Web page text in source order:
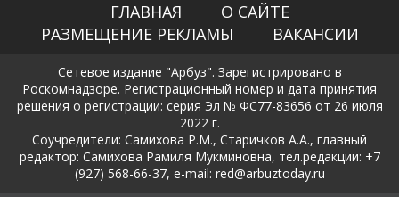
ГЛАВНАЯ
О САЙТЕ
РАЗМЕЩЕНИЕ РЕКЛАМЫ
ВАКАНСИИ
Сетевое издание "Арбуз". Зарегистрировано в
Роскомнадзоре. Регистрационный номер и дата принятия
решения о регистрации: серия Эл № ФС77-83656 от 26 июля
2022 г.
Соучредители: Самихова Р.М., Старичков А.А., главный
редактор: Самихова Рамиля Мукминовна, тел.редакции: +7
(927) 568-66-37, e-mail: red@arbuztoday.ru